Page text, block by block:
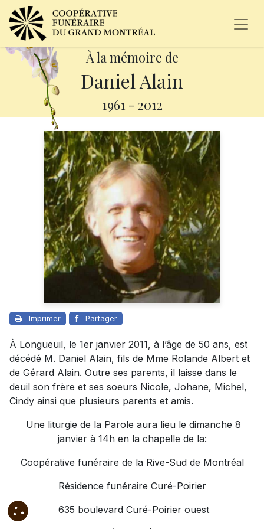
À la mémoire de
Daniel Alain
1961 - 2012
Imprimer Partager
À Longueuil, le 1er janvier 2011, à l’âge de 50 ans, est
décédé M. Daniel Alain, fils de Mme Rolande Albert et
de Gérard Alain. Outre ses parents, il laisse dans le
deuil son frère et ses soeurs Nicole, Johane, Michel,
Cindy ainsi que plusieurs parents et amis.
Une liturgie de la Parole aura lieu le dimanche 8
janvier à 14h en la chapelle de la:
Coopérative funéraire de la Rive-Sud de Montréal
Résidence funéraire Curé-Poirier
635 boulevard Curé-Poirier ouest